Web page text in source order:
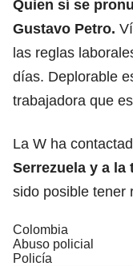
Quien sí se
Gustavo Petro.
las reglas
días. Deplorable
trabajadora que
La W ha
Serrezuela y a la
sido posible tener
Colombia
Abuso policial
Policía